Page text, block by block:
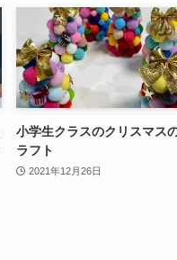
小学生クラスのクリスマス
ラフト
2021年12月26日